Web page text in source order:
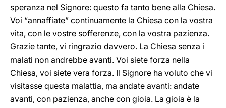
speranza nel Signore: questo fa tanto bene alla Chiesa.
Voi “annaffiate” continuamente la Chiesa con la vostra
vita, con le vostre sofferenze, con la vostra pazienza.
Grazie tante, vi ringrazio davvero. La Chiesa senza i
malati non andrebbe avanti. Voi siete forza nella
Chiesa, voi siete vera forza. Il Signore ha voluto che vi
visitasse questa malattia, ma andate avanti: andate
avanti, con pazienza, anche con gioia. La gioia è la